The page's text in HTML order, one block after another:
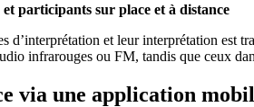
participants sur place et à distance
d’interprétation et leur interprétation est
infrarouges ou FM, tandis que ceux
via une application